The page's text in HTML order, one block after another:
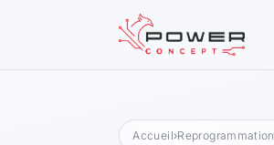
Accueil›Reprogrammation